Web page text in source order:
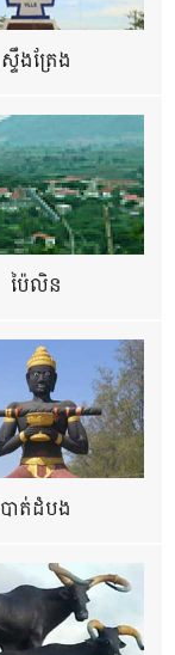
ស្ទឹងត្រែង
ប៉ៃលិន
បាត់ដំបង